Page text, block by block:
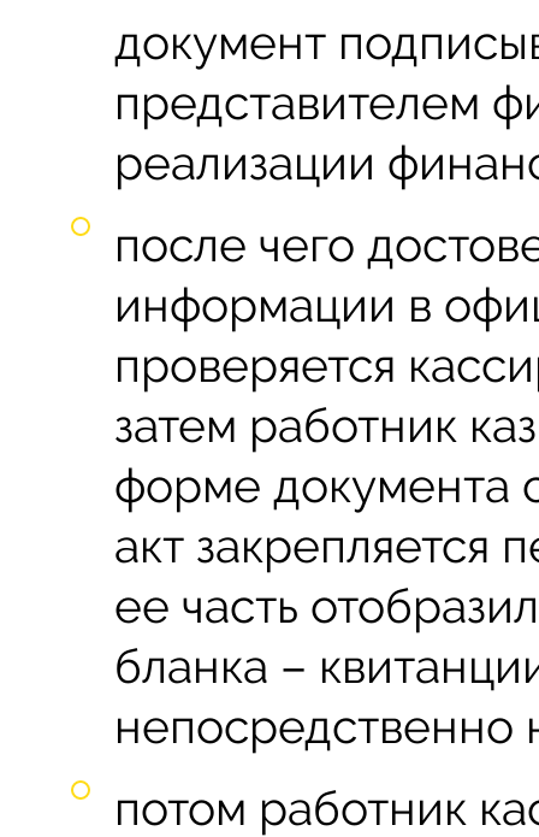
документ
представителем
реализации
после чего
информации в
проверяется
затем работник
форме документа
акт закрепляется
ее часть
бланка –
потом работник